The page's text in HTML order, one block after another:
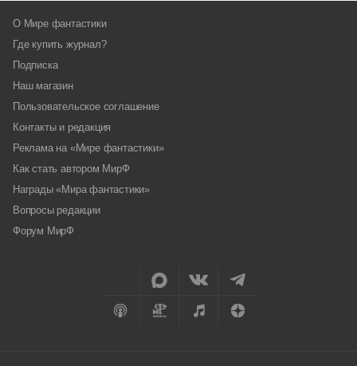
О Мире фантастики
Где купить журнал?
Подписка
Наш магазин
Пользовательское соглашение
Контакты и редакция
Реклама на «Мире фантастики»
Как стать автором МирФ
Награды «Мира фантастики»
Вопросы редакции
Форум МирФ